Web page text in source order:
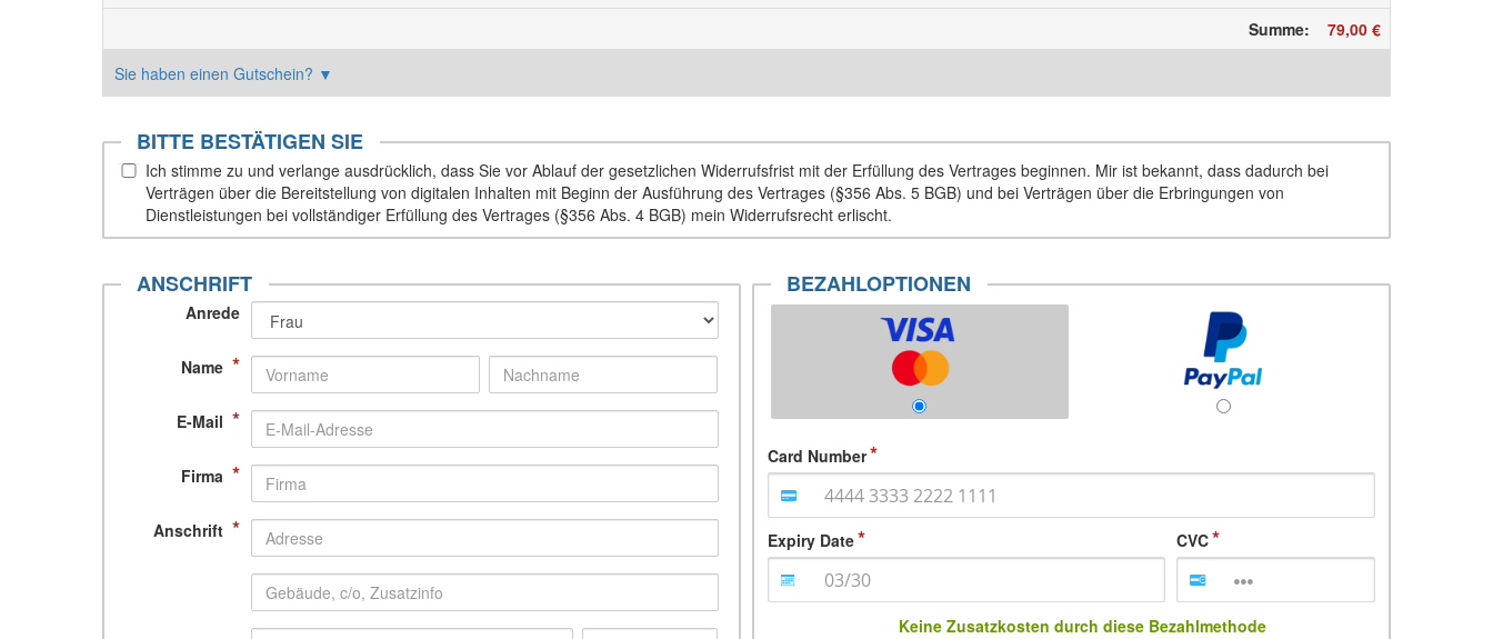
Summe:
79,00 €
Sie haben einen Gutschein? ▼
BITTE BESTÄTIGEN SIE
Ich stimme zu und verlange ausdrücklich, dass Sie vor Ablauf der gesetzlichen Widerrufsfrist mit der Erfüllung des Vertrages beginnen. Mir ist bekannt, dass dadurch bei
Verträgen über die Bereitstellung von digitalen Inhalten mit Beginn der Ausführung des Vertrages (§356 Abs. 5 BGB) und bei Verträgen über die Erbringungen von
Dienstleistungen bei vollständiger Erfüllung des Vertrages (§356 Abs. 4 BGB) mein Widerrufsrecht erlischt.
ANSCHRIFT
Anrede
Name *
E-Mail *
Firma *
Anschrift *
BEZAHLOPTIONEN
Card Number
Expiry Date CVC
Keine Zusatzkosten durch diese Bezahlmethode